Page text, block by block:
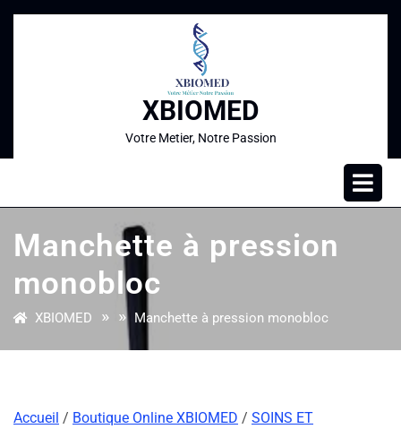
XBIOMED
Votre Metier, Notre Passion
Manchette à pression
monobloc
XBIOMED » » Manchette à pression monobloc
Accueil / Boutique Online XBIOMED / SOINS ET